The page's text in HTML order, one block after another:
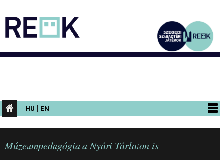
HU | EN
PROGRAMOK
KIÁLLÍTÁSOK
Múzeumpedagógia a Nyári Tárlaton is